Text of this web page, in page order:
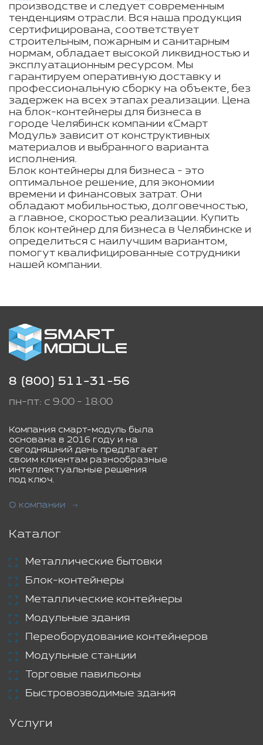
производстве и следует современным
тенденциям отрасли. Вся наша продукция
сертифицирована, соответствует
строительным, пожарным и санитарным
нормам, обладает высокой ликвидностью и
эксплуатационным ресурсом. Мы
гарантируем оперативную доставку и
профессиональную сборку на объекте, без
задержек на всех этапах реализации. Цена
на блок-контейнеры для бизнеса в
городе Челябинск компании «Смарт
Модуль» зависит от конструктивных
материалов и выбранного варианта
исполнения.
Блок контейнеры для бизнеса - это
оптимальное решение, для экономии
времени и финансовых затрат. Они
обладают мобильностью, долговечностью,
а главное, скоростью реализации. Купить
блок контейнер для бизнеса в Челябинске и
определиться с наилучшим вариантом,
помогут квалифицированные сотрудники
нашей компании.
8 (800) 511-31-56
пн-пт: с 9:00 - 18:00
Компания смарт-модуль была
основана в 2016 году и на
сегодняшний день предлагает
своим клиентам разнообразные
интеллектуальные решения
под ключ.
О компании
Каталог
Металлические бытовки
Блок-контейнеры
Металлические контейнеры
Модульные здания
Переоборудование контейнеров
Модульные станции
Торговые павильоны
Быстровозводимые здания
Услуги